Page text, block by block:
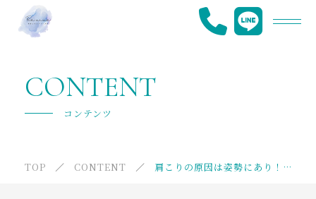
ご利用の流れ
CONTENT
コンテンツ
TOP CONTENT 肩こりの原因は姿勢にあり！肩甲骨外転と筋肉の不均衡が引き起こす肩こりメカニズム | 深井駅周辺（堺市中区）